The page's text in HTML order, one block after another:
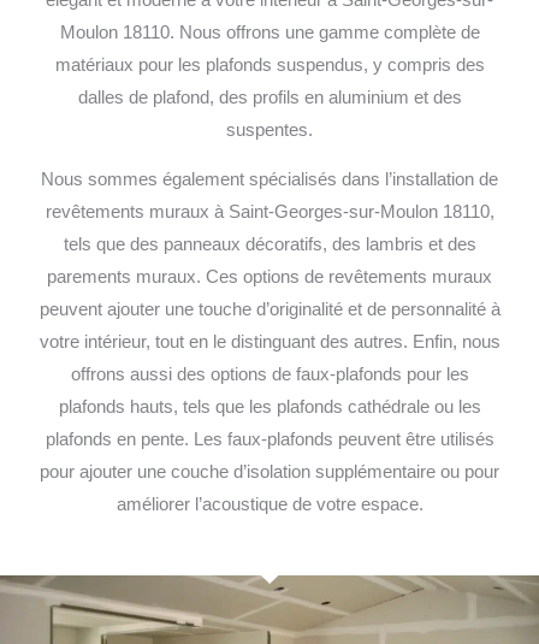
Moulon 18110. Nous offrons une gamme complète de
matériaux pour les plafonds suspendus, y compris des
dalles de plafond, des profils en aluminium et des
suspentes.
Nous sommes également spécialisés dans l’installation de
revêtements muraux à Saint-Georges-sur-Moulon 18110,
tels que des panneaux décoratifs, des lambris et des
parements muraux. Ces options de revêtements muraux
peuvent ajouter une touche d’originalité et de personnalité à
votre intérieur, tout en le distinguant des autres. Enfin, nous
offrons aussi des options de faux-plafonds pour les
plafonds hauts, tels que les plafonds cathédrale ou les
plafonds en pente. Les faux-plafonds peuvent être utilisés
pour ajouter une couche d’isolation supplémentaire ou pour
améliorer l’acoustique de votre espace.